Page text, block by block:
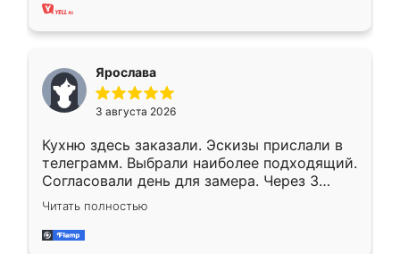
Ярослава
3 августа 2026
Кухню здесь заказали. Эскизы прислали в
телеграмм. Выбрали наиболее подходящий.
Согласовали день для замера. Через 3
недели кухня была уже готова. Остались
довольны работой. Спасибо Ренессанс
мебель за качественную работу!
Читать полностью